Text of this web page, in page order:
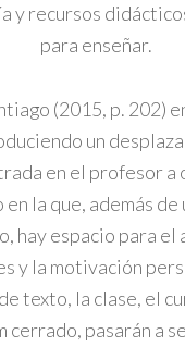
y recursos
para enseñar.
(2015, p. 202)
un
en el profesor a
en la que, además
hay espacio para el
y la motivación
texto, la clase, el
cerrado, pasarán a